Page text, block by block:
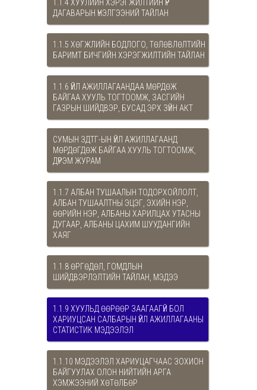
1.1.4 ХУУЛИЙН ХЭРЭГЖИЛТИЙН ҮР
ДАГАВАРЫН ҮНЭЛГЭЭНИЙ ТАЙЛАН
1.1.5 ХӨГЖЛИЙН БОДЛОГО, ТӨЛӨВЛӨЛТИЙН
БАРИМТ БИЧГИЙН ХЭРЭГЖИЛТИЙН ТАЙЛАН
1.1.6 ҮЙЛ АЖИЛЛАГААНДАА МӨРДӨЖ
БАЙГАА ХУУЛЬ ТОГТООМЖ, ЗАСГИЙН
ГАЗРЫН ШИЙДВЭР, БУСАД ЭРХ ЗҮЙН АКТ
СУМЫН ЗДТГ-ЫН ҮЙЛ АЖИЛЛАГААНД
МӨРДӨГДӨЖ БАЙГАА ХУУЛЬ ТОГТООМЖ,
ДҮРЭМ ЖУРАМ
1.1.7 АЛБАН ТУШААЛЫН ТОДОРХОЙЛОЛТ,
АЛБАН ТУШААЛТНЫ ЭЦЭГ, ЭХИЙН НЭР,
ӨӨРИЙН НЭР, АЛБАНЫ ХАРИЛЦАХ УТАСНЫ
ДУГААР, АЛБАНЫ ЦАХИМ ШУУДАНГИЙН
ХАЯГ
1.1.8 ӨРГӨДӨЛ, ГОМДЛЫН
ШИЙДВЭРЛЭЛТИЙН ТАЙЛАН, МЭДЭЭ
1.1.9 ХУУЛЬД ӨӨРӨӨР ЗААГААГҮЙ БОЛ
ХАРИУЦСАН САЛБАРЫН ҮЙЛ АЖИЛЛАГААНЫ
СТАТИСТИК МЭДЭЭЛЭЛ
1.1.10 МЭДЭЭЛЭЛ ХАРИУЦАГЧААС ЗОХИОН
БАЙГУУЛАХ ОЛОН НИЙТИЙН АРГА
ХЭМЖЭЭНИЙ ХӨТӨЛБӨР